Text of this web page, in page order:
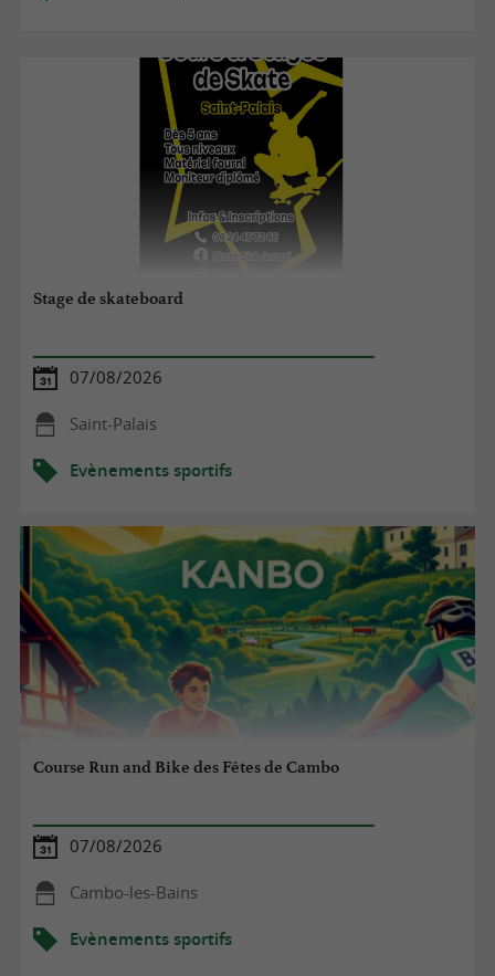
Stage de skateboard
07/08/2026
Saint-Palais
Evènements sportifs
Course Run and Bike des Fêtes de Cambo
07/08/2026
Cambo-les-Bains
Evènements sportifs